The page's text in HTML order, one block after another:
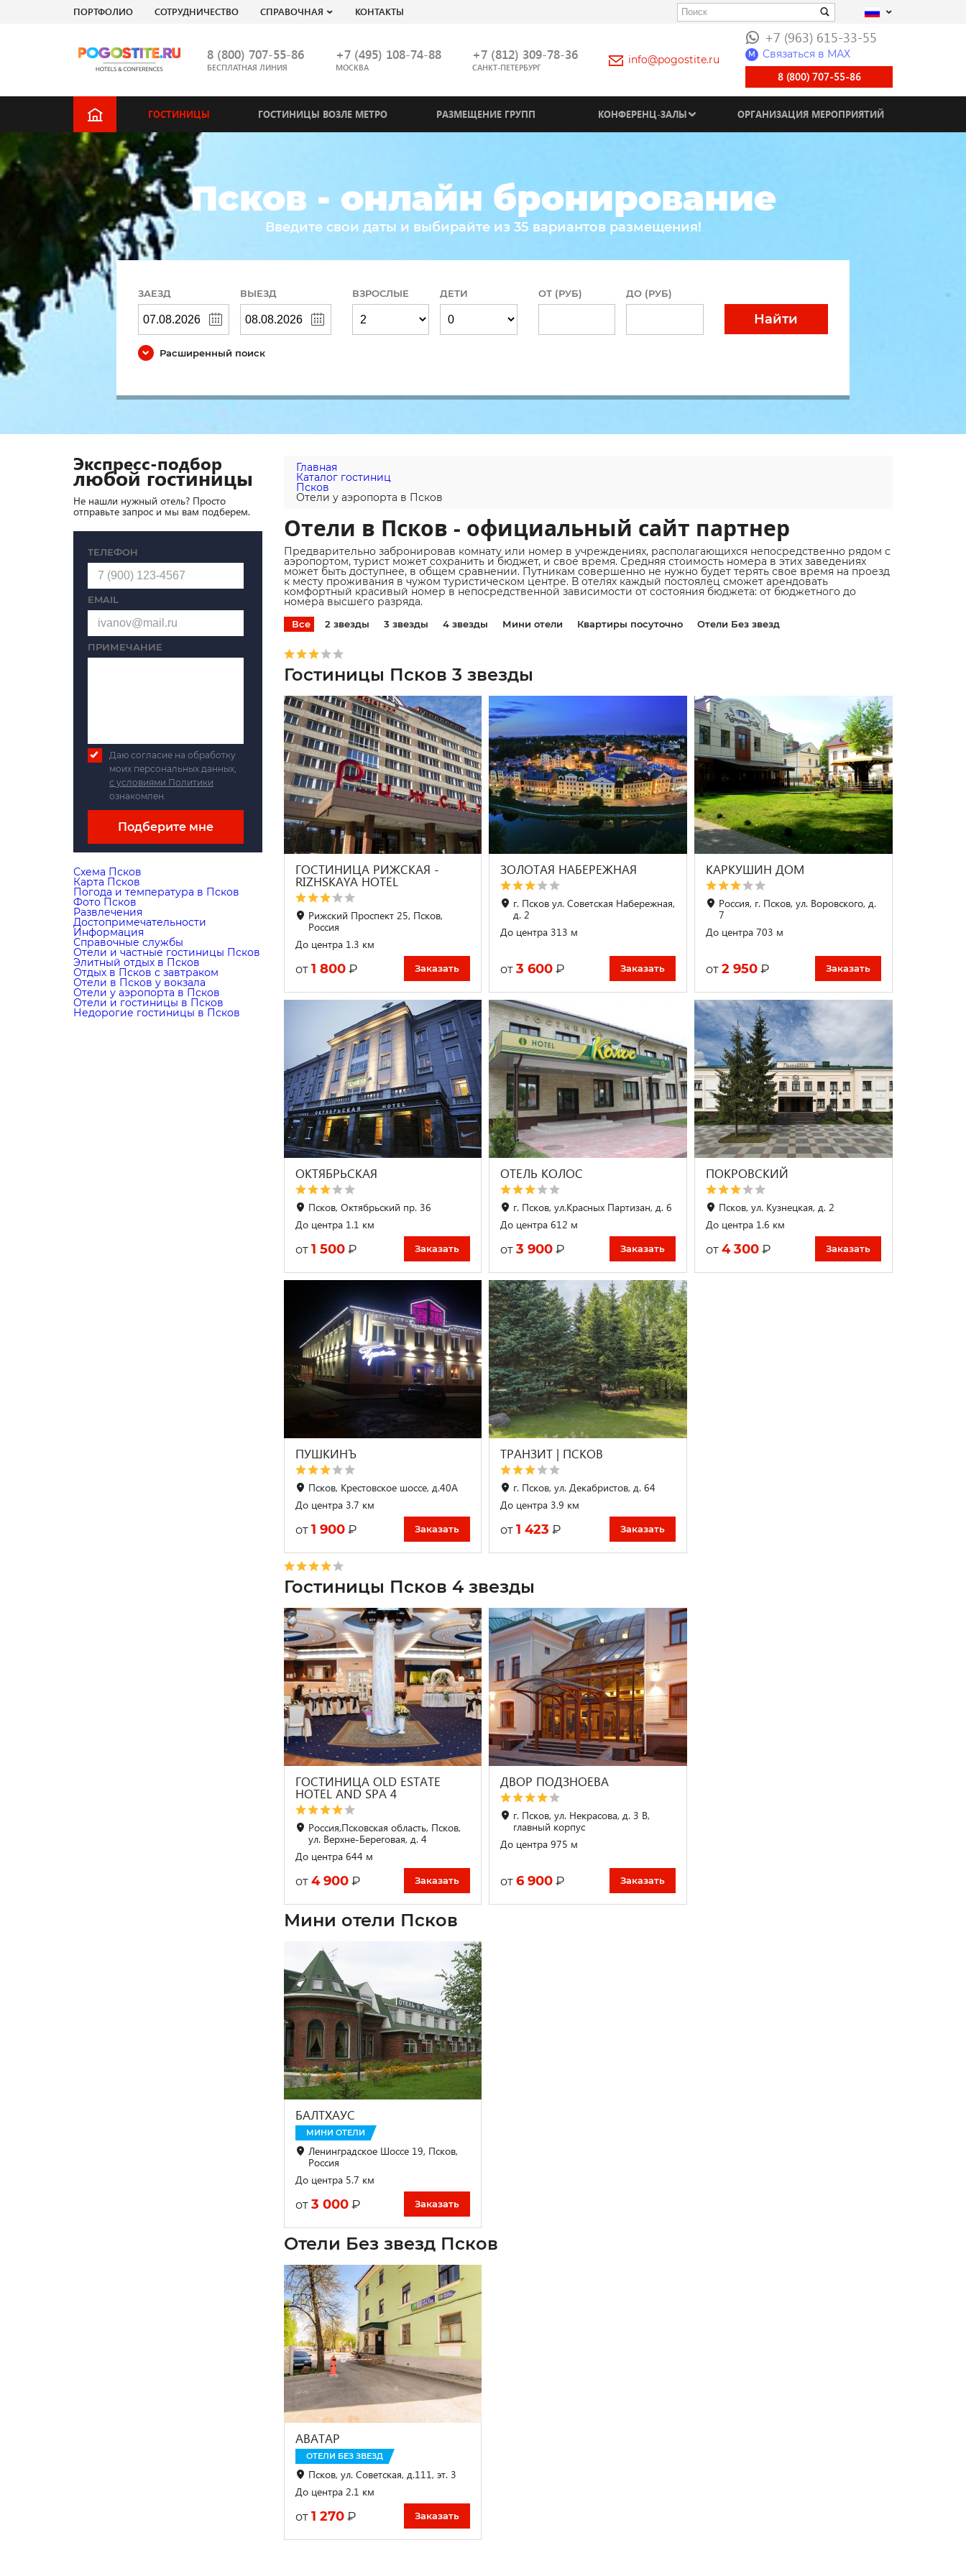
ПОРТФОЛИО СОТРУДНИЧЕСТВО СПРАВОЧНАЯ КОНТАКТЫ
8 (800) 707-55-86
БЕСПЛАТНАЯ ЛИНИЯ
+7 (495) 108-74-88
МОСКВА
+7 (812) 309-78-36
САНКТ-ПЕТЕРБУРГ
info@pogostite.ru
+7 (963) 615-33-55
M Связаться в МАХ
8 (800) 707-55-86
ГОСТИНИЦЫ ГОСТИНИЦЫ ВОЗЛЕ МЕТРО РАЗМЕЩЕНИЕ ГРУПП КОНФЕРЕНЦ-ЗАЛЫ ОРГАНИЗАЦИЯ МЕРОПРИЯТИЙ
Псков - онлайн бронирование
Введите свои даты и выбирайте из 35 вариантов размещения!
ЗАЕЗД ВЫЕЗД ВЗРОСЛЫЕ ДЕТИ ОТ (РУБ) ДО (РУБ)
Найти
Расширенный поиск
Главная
Каталог гостиниц
Псков
Отели у аэропорта в Псков
Отели в Псков - официальный сайт партнер
Предварительно забронировав комнату или номер в учреждениях, располагающихся непосредственно рядом с
аэропортом, турист может сохранить и бюджет, и свое время. Средняя стоимость номера в этих заведениях
может быть доступнее, в общем сравнении. Путникам совершенно не нужно будет терять свое время на проезд
к месту проживания в чужом туристическом центре. В отелях каждый постоялец сможет арендовать
комфортный красивый номер в непосредственной зависимости от состояния бюджета: от бюджетного до
номера высшего разряда.
Все 2 звезды 3 звезды 4 звезды Мини отели Квартиры посуточно Отели Без звезд
Гостиницы Псков 3 звезды
ГОСТИНИЦА РИЖСКАЯ -
RIZHSKAYA HOTEL
Рижский Проспект 25, Псков,
Россия
До центра 1.3 км
от 1 800 ₽ Заказать
ЗОЛОТАЯ НАБЕРЕЖНАЯ
г. Псков ул. Советская Набережная,
д. 2
До центра 313 м
от3 600 ₽ Заказать
КАРКУШИН ДОМ
Россия, г. Псков, ул. Воровского, д.
7
До центра 703 м
от2 950 ₽ Заказать
ОКТЯБРЬСКАЯ
Псков, Октябрьский пр. 36
До центра 1.1 км
от 1 500 ₽ Заказать
ОТЕЛЬ КОЛОС
г. Псков, ул.Красных Партизан, д. 6
До центра 612 м
от3 900 ₽ Заказать
ПОКРОВСКИЙ
Псков, ул. Кузнецкая, д. 2
До центра 1.6 км
от4 300 ₽ Заказать
ПУШКИНЪ
Псков, Крестовское шоссе, д.40А
До центра 3.7 км
от 1 900 ₽ Заказать
ТРАНЗИТ | ПСКОВ
г. Псков, ул. Декабристов, д. 64
До центра 3.9 км
от1 423 ₽ Заказать
Гостиницы Псков 4 звезды
ГОСТИНИЦА OLD ESTATE
HOTEL AND SPA 4
Россия,Псковская область, Псков,
ул. Верхне-Береговая, д. 4
До центра 644 м
от 4 900 ₽ Заказать
ДВОР ПОДЗНОЕВА
г. Псков, ул. Некрасова, д. 3 В,
главный корпус
До центра 975 м
от6 900 ₽ Заказать
Мини отели Псков
БАЛТХАУС
МИНИ ОТЕЛИ
Ленинградское Шоссе 19, Псков,
Россия
До центра 5.7 км
от 3 000 ₽ Заказать
Отели Без звезд Псков
АВАТАР
ОТЕЛИ БЕЗ ЗВЕЗД
Псков, ул. Советская, д.111, эт. 3
До центра 2.1 км
от 1 270 ₽ Заказать
Экспресс-подбор
любой гостиницы
Не нашли нужный отель? Просто
отправьте запрос и мы вам подберем.
ТЕЛЕФОН
EMAIL
ПРИМЕЧАНИЕ
Даю согласие на обработку
моих персональных данных,
с условиями Политики
ознакомлен.
Подберите мне
Схема Псков
Карта Псков
Погода и температура в Псков
Фото Псков
Развлечения
Достопримечательности
Информация
Справочные службы
Отели и частные гостиницы Псков
Элитный отдых в Псков
Отдых в Псков с завтраком
Отели в Псков у вокзала
Отели у аэропорта в Псков
Отели и гостиницы в Псков
Недорогие гостиницы в Псков